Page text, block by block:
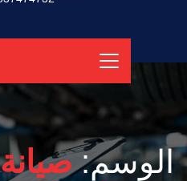
الوسم: